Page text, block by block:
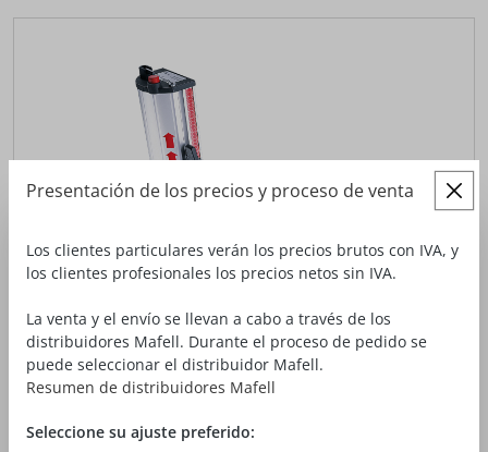
Presentación de los precios y proceso de venta
Los clientes particulares verán los precios brutos con IVA, y
los clientes profesionales los precios netos sin IVA.
La venta y el envío se llevan a cabo a través de los
distribuidores Mafell. Durante el proceso de pedido se
puede seleccionar el distribuidor Mafell.
Resumen de distribuidores Mafell
Seleccione su ajuste preferido: